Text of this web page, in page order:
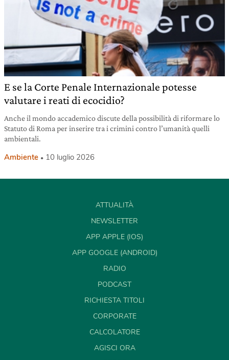
E se la Corte Penale Internazionale potesse
valutare i reati di ecocidio?
Anche il mondo accademico discute della possibilità di riformare lo
Statuto di Roma per inserire tra i crimini contro l’umanità quelli
ambientali.
Ambiente 10 luglio 2026
ATTUALITÀ
NEWSLETTER
APP APPLE (IOS)
APP GOOGLE (ANDROID)
RADIO
PODCAST
RICHIESTA TITOLI
CORPORATE
CALCOLATORE
AGISCI ORA